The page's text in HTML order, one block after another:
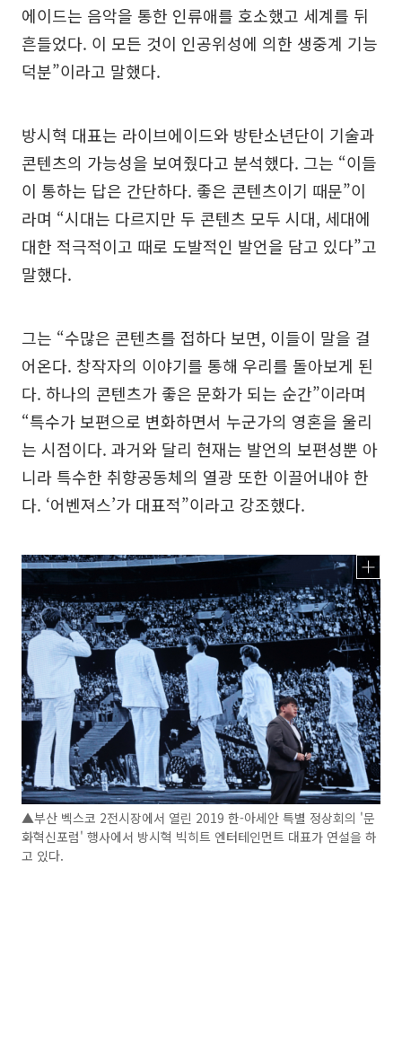
에이드는 음악을 통한 인류애를 호소했고 세계를 뒤
흔들었다. 이 모든 것이 인공위성에 의한 생중계 기능
덕분”이라고 말했다.
방시혁 대표는 라이브에이드와 방탄소년단이 기술과
콘텐츠의 가능성을 보여줬다고 분석했다. 그는 “이들
이 통하는 답은 간단하다. 좋은 콘텐츠이기 때문”이
라며 “시대는 다르지만 두 콘텐츠 모두 시대, 세대에
대한 적극적이고 때로 도발적인 발언을 담고 있다”고
말했다.
그는 “수많은 콘텐츠를 접하다 보면, 이들이 말을 걸
어온다. 창작자의 이야기를 통해 우리를 돌아보게 된
다. 하나의 콘텐츠가 좋은 문화가 되는 순간”이라며
“특수가 보편으로 변화하면서 누군가의 영혼을 울리
는 시점이다. 과거와 달리 현재는 발언의 보편성뿐 아
니라 특수한 취향공동체의 열광 또한 이끌어내야 한
다. ‘어벤져스’가 대표적”이라고 강조했다.
▲부산 벡스코 2전시장에서 열린 2019 한-아세안 특별 정상회의 '문
화혁신포럼' 행사에서 방시혁 빅히트 엔터테인먼트 대표가 연설을 하
고 있다.